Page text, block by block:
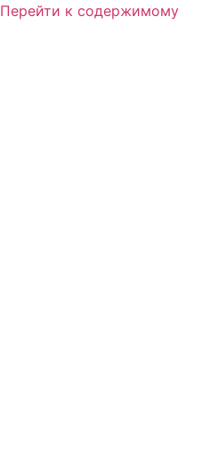
Перейти к содержимому